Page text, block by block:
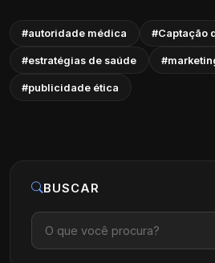
#autoridade médica #Captação
#estratégias de saúde
#publicidade ética
BUSCAR